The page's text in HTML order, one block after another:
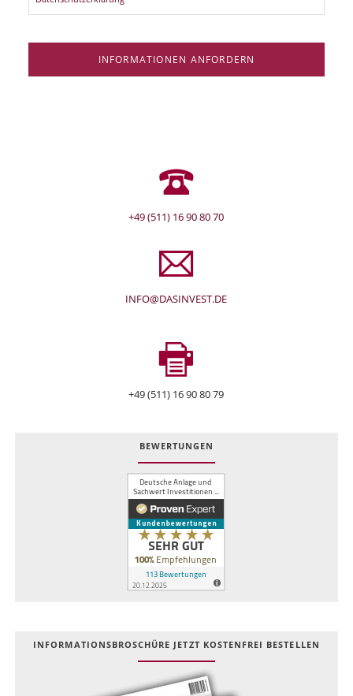
INFORMATIONEN ANFORDERN
+49 (511) 16 90 80 70
INFO@DASINVEST.DE
+49 (511) 16 90 80 79
BEWERTUNGEN
INFOR­MATIONS­BROSCHÜRE JETZT KOSTEN­FREI BESTELLEN